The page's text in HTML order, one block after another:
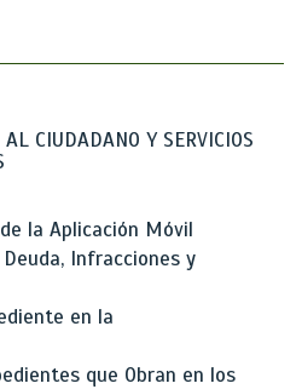
CIUDADANO Y SERVICIOS
la Aplicación Móvil
Infracciones y
en la
que Obran en los